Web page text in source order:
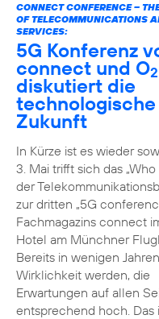
CONNECT CONFERENCE –
OF TELECOMMUNICATIONS
SERVICES:
5G Konferenz
connect und O2
diskutiert die
technologische
Zukunft
In Kürze ist es wieder
3. Mai trifft sich das „Who
der
zur dritten „5G
Fachmagazins connect
Hotel am Münchner
Bereits in wenigen
Wirklichkeit werden, die
Erwartungen auf allen
entsprechend hoch. Das